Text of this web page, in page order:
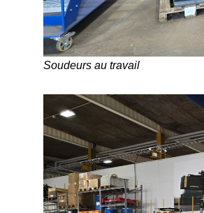
Soudeurs au travail